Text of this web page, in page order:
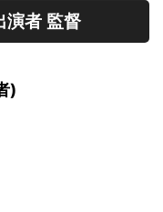
演者 監督
)